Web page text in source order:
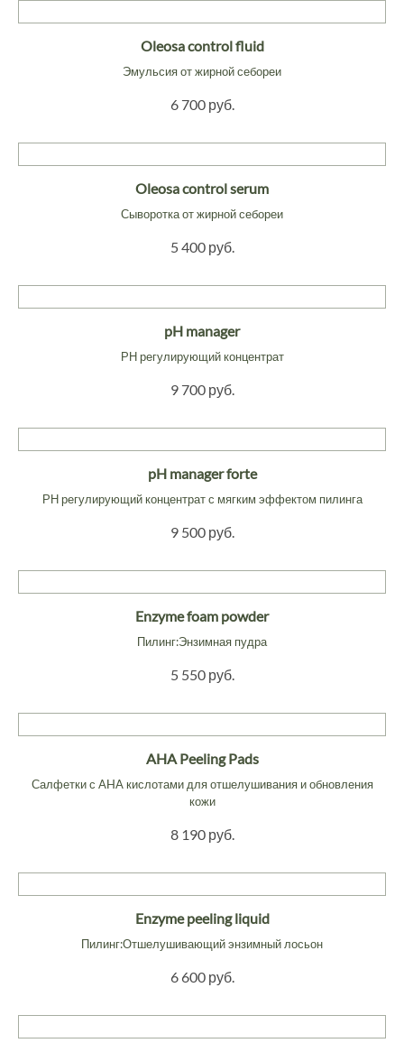
Oleosa control fluid
Эмульсия от жирной себореи
6 700 руб.
Oleosa control serum
Сыворотка от жирной себореи
5 400 руб.
pH manager
РН регулирующий концентрат
9 700 руб.
pH manager forte
РН регулирующий концентрат с мягким эффектом пилинга
9 500 руб.
Enzyme foam powder
Пилинг:Энзимная пудра
5 550 руб.
AHA Peeling Pads
Салфетки с AHA кислотами для отшелушивания и обновления
кожи
8 190 руб.
Enzyme peeling liquid
Пилинг:Отшелушивающий энзимный лосьон
6 600 руб.